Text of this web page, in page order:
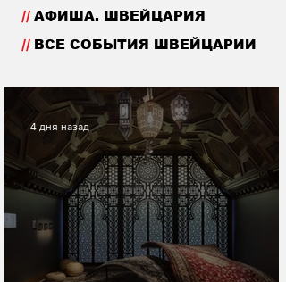
// АФИША. ШВЕЙЦАРИЯ
ВСЕ СОБЫТИЯ ШВЕЙЦАРИИ
//
4 дня назад